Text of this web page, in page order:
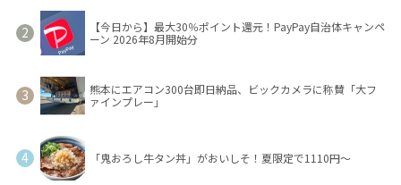
【今日から】最大30％ポイント還元！PayPay自治体キャンペ
ーン 2026年8月開始分
熊本にエアコン300台即日納品、ビックカメラに称賛「大フ
ァインプレー」
「鬼おろし牛タン丼」がおいしそ！夏限定で1110円～